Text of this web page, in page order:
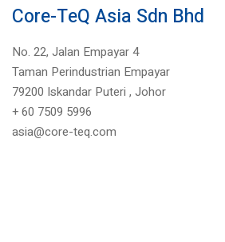
Core-TeQ Asia Sdn Bhd
No. 22, Jalan Empayar 4
Taman Perindustrian Empayar
79200 Iskandar Puteri , Johor
+60 7509 5996
asia@core-teq.com